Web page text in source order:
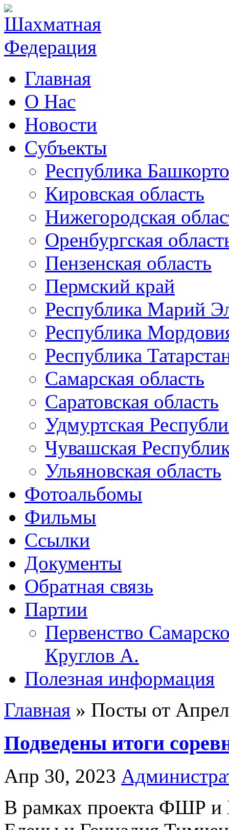
Главная
О Нас
Новости
Субъекты
Республика
Кировская область
Нижегородская
Оренбургская
Пензенская область
Пермский край
Республика Марий
Республика
Республика
Самарская область
Саратовская область
Удмуртская
Чувашская
Ульяновская область
Фотоальбомы
Фильмы
Ссылки
Документы
Обратная связь
Партии
Первенство
Круглов А.
Полезная информация
Главная » Посты от
Подведены итоги
Апр 30, 2023
В рамках проекта ФШР и